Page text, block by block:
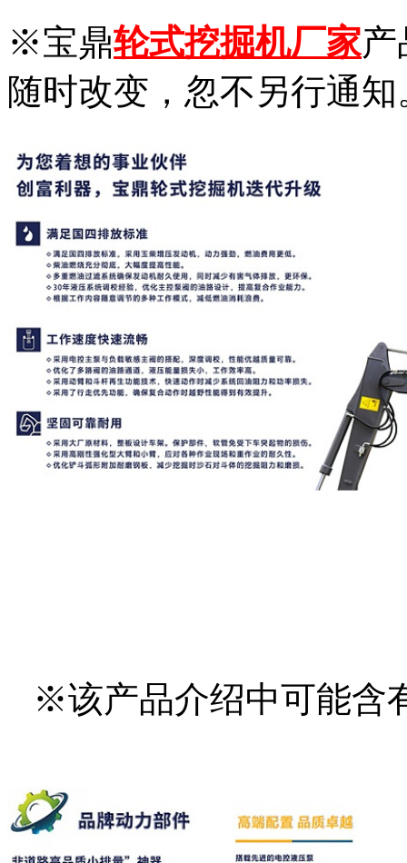
※宝鼎轮式挖掘机厂家
随时改变，忽不另行通知
※该产品介绍中可能含